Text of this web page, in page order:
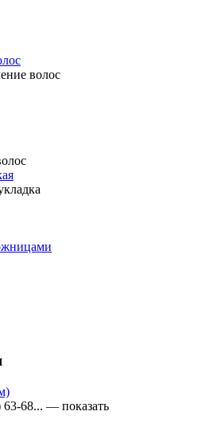
волос
63-68... — показать